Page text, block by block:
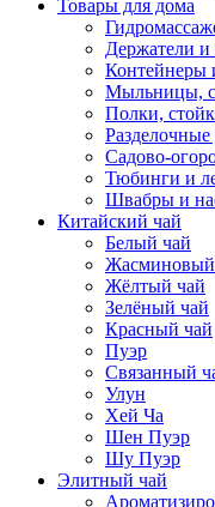
Товары для дома
Держатели
Контейнеры
Мыльницы,
Полки,
Разделочные
Садово-
Тюбинги и
Швабры и
Китайский чай
Белый чай
Жасминовый
Жёлтый чай
Зелёный чай
Красный чай
Пуэр
Связанный
Улун
Хей Ча
Шен Пуэр
Шу Пуэр
Элитный чай